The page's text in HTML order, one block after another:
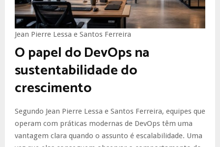
Jean Pierre Lessa e Santos Ferreira
O papel do DevOps na
sustentabilidade do
crescimento
Segundo Jean Pierre Lessa e Santos Ferreira, equipes que
operam com práticas modernas de DevOps têm uma
vantagem clara quando o assunto é escalabilidade. Uma